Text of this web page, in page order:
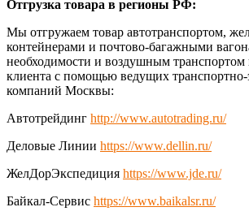
Отгрузка товара в регионы РФ:
Мы отгружаем товар автотранспортом,
контейнерами и почтово-багажными
необходимости и воздушным транспортом
клиента с помощью ведущих
компаний Москвы:
Автотрейдинг http://www.autotrading.ru/
Деловые Линии https://www.dellin.ru/
ЖелДорЭкспедиция https://www.jde.ru/
Байкал-Сервис https://www.baikalsr.ru/